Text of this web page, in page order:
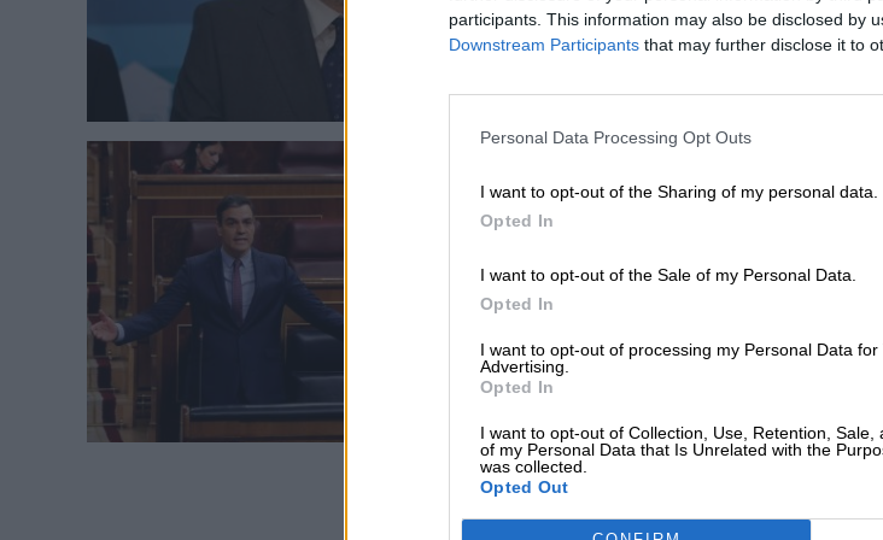
participants. This information may also be disclosed by
Downstream Participants that may further disclose it to
Personal Data Processing Opt Outs
I want to opt-out of the Sharing of my personal data.
Opted In
I want to opt-out of the Sale of my Personal Data.
Opted In
I want to opt-out of processing my Personal Data for
Advertising.
Opted In
I want to opt-out of Collection, Use, Retention, Sale,
of my Personal Data that Is Unrelated with the
was collected.
Opted Out
PorÁlvaro Secilla
Más artículos de este autor
El temple
de Vox mientras
PorAdrián Sánchez